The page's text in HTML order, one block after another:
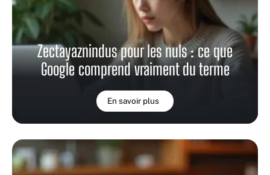
Zectayaznindus pour les nuls : ce que
Google comprend vraiment du terme
En savoir plus